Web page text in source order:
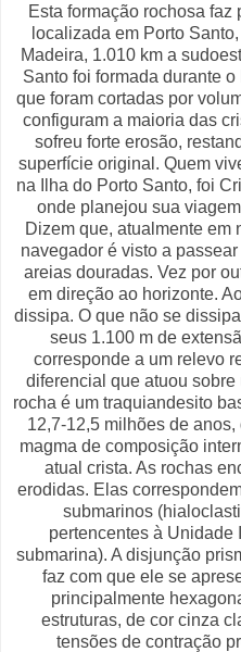
Esta formação rochosa faz
localizada em Porto
Madeira, 1.010 km a
Santo foi formada durante
que foram cortadas por
configuram a maioria das
sofreu forte erosão,
superfície original. Quem
na Ilha do Porto Santo, foi
onde planejou sua
Dizem que, atualmente em
navegador é visto a
areias douradas. Vez por
em direção ao horizonte.
dissipa. O que não se
seus 1.100 m de
corresponde a um relevo
diferencial que atuou
rocha é um traquiandesito
12,7-12,5 milhões de
magma de composição
atual crista. As rochas
erodidas. Elas
submarinos
pertencentes à Unidade
submarina). A disjunção
faz com que ele se
principalmente
estruturas, de cor cinza
tensões de contração